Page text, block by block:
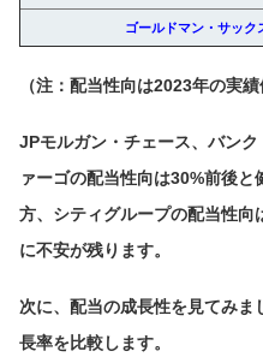
ゴールドマン・サック
（注：配当性向は2023年の実
JPモルガン・チェース、バン
ァーゴの配当性向は30%前後
方、シティグループの配当性
に不安が残ります。
次に、配当の成長性を見てみ
長率を比較します。